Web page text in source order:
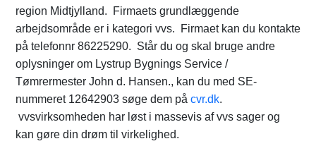
region Midtjylland. Firmaets grundlæggende
arbejdsområde er i kategori vvs. Firmaet kan du kontakte
på telefonnr 86225290. Står du og skal bruge andre
oplysninger om Lystrup Bygnings Service /
Tømrermester John d. Hansen., kan du med SE-
nummeret 12642903 søge dem på cvr.dk.
vvsvirksomheden har løst i massevis af vvs sager og
kan gøre din drøm til virkelighed.